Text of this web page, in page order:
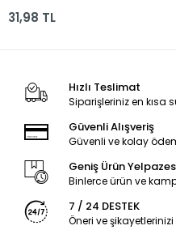
31,98 TL
Hızlı Teslimat
Siparişleriniz en kısa
Güvenli Alışveriş
Güvenli ve kolay
Geniş Ürün
Binlerce ürün ve
7 / 24 DESTEK
Öneri ve